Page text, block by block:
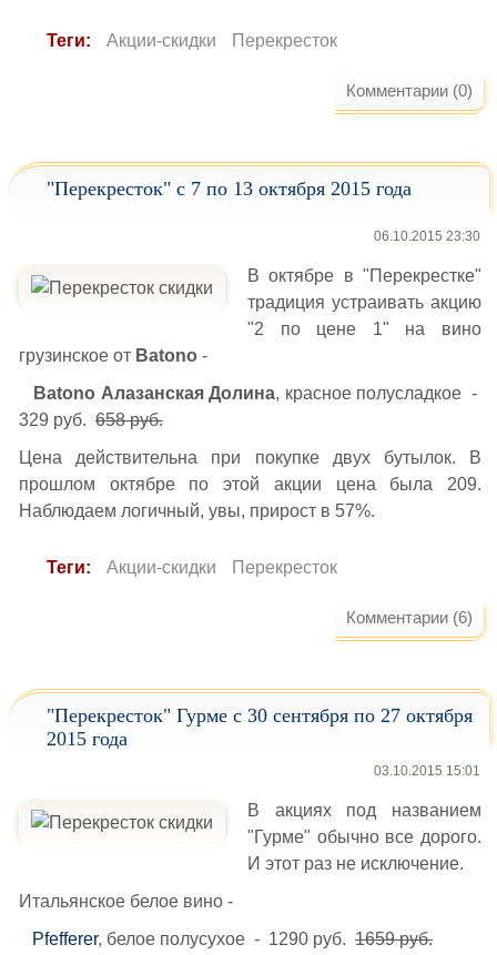
Теги: Акции-скидки Перекресток
Комментарии (0)
"Перекресток" с 7 по 13 октября 2015 года
06.10.2015 23:30
В октябре в "Перекрестке"
традиция устраивать акцию
"2 по цене 1" на вино
грузинское от Batono -
Batono Алазанская Долина, красное полусладкое -
329 руб. 658 руб.
Цена действительна при покупке двух бутылок. В
прошлом октябре по этой акции цена была 209.
Наблюдаем логичный, увы, прирост в 57%.
Теги: Акции-скидки Перекресток
Комментарии (6)
"Перекресток" Гурме с 30 сентября по 27 октября
2015 года
03.10.2015 15:01
В акциях под названием
"Гурме" обычно все дорого.
И этот раз не исключение.
Итальянское белое вино -
Pfefferer, белое полусухое - 1290 руб. 1659 руб.